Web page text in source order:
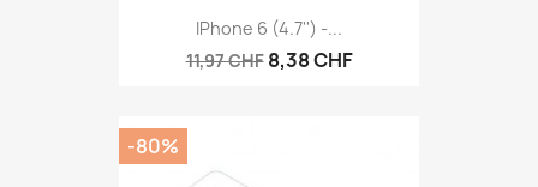
IPhone 6 (4.7'') -...
11,97 CHF 8,38 CHF
-80%